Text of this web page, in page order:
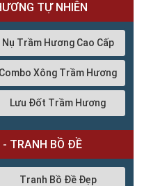
TỰ NHIÊN
Nụ Trầm Hương Cao Cấp
Combo Xông Trầm Hương
Lưu Đốt Trầm Hương
TRANH BỒ ĐỀ
Tranh Bồ Đề Đẹp